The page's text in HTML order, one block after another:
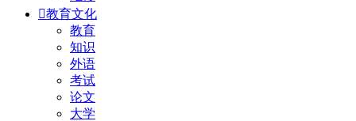
教育文化
教育
知识
外语
考试
论文
大学